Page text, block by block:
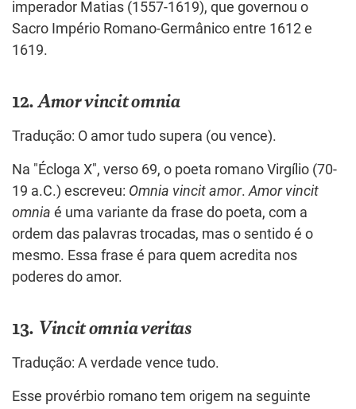
imperador Matias (1557-1619), que governou o
Sacro Império Romano-Germânico entre 1612 e
1619.
12.Amor vincit omnia
Tradução: O amor tudo supera (ou vence).
Na "Écloga X", verso 69, o poeta romano Virgílio (70-
19 a.C.) escreveu: Omnia vincit amor.Amor vincit
omnia é uma variante da frase do poeta, com a
ordem das palavras trocadas, mas o sentido é o
mesmo. Essa frase é para quem acredita nos
poderes do amor.
13. Vincit omnia veritas
Tradução: A verdade vence tudo.
Esse provérbio romano tem origem na seguinte